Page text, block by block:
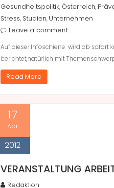
Gesundheitspolitik, Österreich,
Stress, Studien, Unternehmen
Leave a comment
Auf dieser Infoschiene wird ab sofort
berichtet,natürlich mit
Read More
17
Apr.
2012
VERANSTALTUNG
Redaktion